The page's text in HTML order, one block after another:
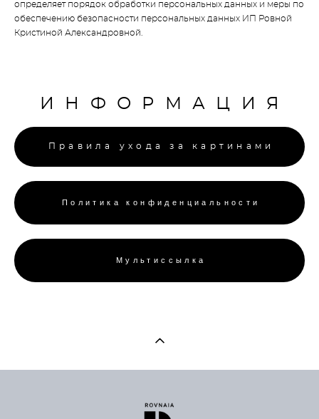
определяет порядок обработки персональных данных и меры по
обеспечению безопасности персональных данных ИП Ровной
Кристиной Александровной.
ИНФОРМАЦИЯ
Правила ухода за картинами
Политика конфиденциальности
Мультиссылка